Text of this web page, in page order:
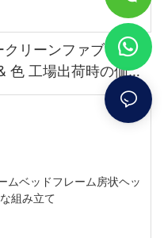
リーンファブリック
色 工場出荷時の価格